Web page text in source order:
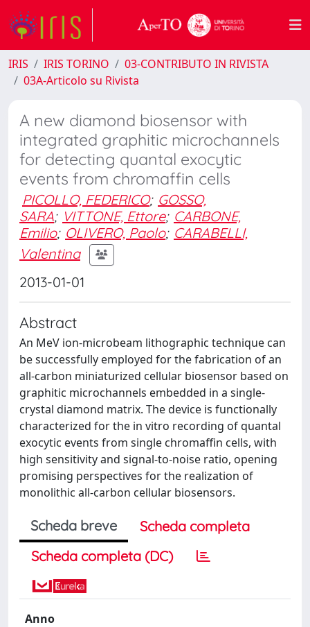
IRIS IRIS TORINO
03-CONTRIBUTO IN RIVISTA
03A-Articolo su Rivista
A new diamond biosensor with
integrated graphitic microchannels
for detecting quantal exocytic
events from chromaffin cells
PICOLLO, FEDERICO; GOSSO,
SARA; VITTONE, Ettore; CARBONE,
Emilio; OLIVERO, Paolo; CARABELLI,
Valentina
2013-01-01
Abstract
An MeV ion-microbeam lithographic technique can
be successfully employed for the fabrication of an
all-carbon miniaturized cellular biosensor based on
graphitic microchannels embedded in a single-
crystal diamond matrix. The device is functionally
characterized for the in vitro recording of quantal
exocytic events from single chromaffin cells, with
high sensitivity and signal-to-noise ratio, opening
promising perspectives for the realization of
monolithic all-carbon cellular biosensors.
Scheda breve
Scheda completa
Scheda completa (DC)
Anno